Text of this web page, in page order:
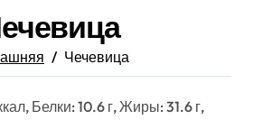
Чечевица
Белки: 10.6 г, Жиры: 31.6 г,